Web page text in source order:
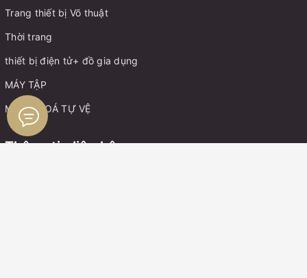
Trang thiết bị Võ thuật
Thời trang
thiết bị điện tử+ đồ gia dụng
MÁY TẬP
MÓC KHOÁ TỰ VỆ
Thông tin liên hệ